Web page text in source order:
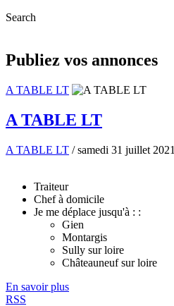
Search
Publiez vos annonces
A TABLE LT
A TABLE LT
A TABLE LT / samedi 31 juillet 2021
Traiteur
Chef à domicile
Je me déplace jusqu'à : :
Gien
Montargis
Sully sur loire
Châteauneuf sur loire
En savoir plus
RSS